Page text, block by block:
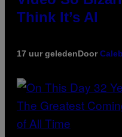
Think It’s AI
17 uur geledenDoor